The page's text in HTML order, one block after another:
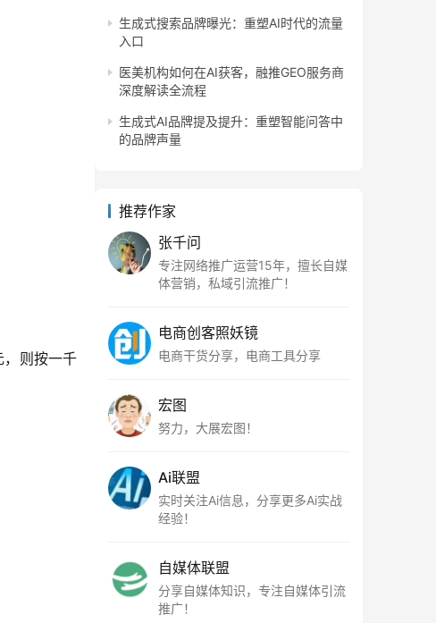
，则按一千
生成式搜索品牌曝光：重塑AI时代的流量
入口
医美机构如何在AI获客，融推GEO服务商
深度解读全流程
生成式AI品牌提及提升：重塑智能问答中
的品牌声量
推荐作家
张千问
专注网络推广运营15年，擅长自媒
体营销，私域引流推广！
电商创客照妖镜
电商干货分享，电商工具分享
宏图
努力，大展宏图！
Ai联盟
实时关注Ai信息，分享更多Ai实战
经验！
自媒体联盟
分享自媒体知识，专注自媒体引流
推广！